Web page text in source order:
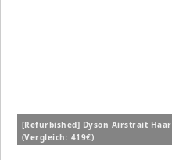
[Refurbished] Dyson Airstrait
(Vergleich: 419€)